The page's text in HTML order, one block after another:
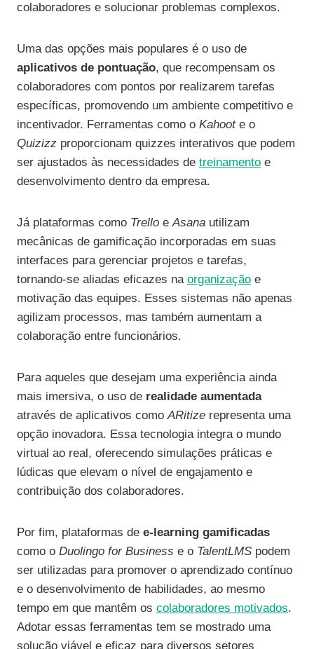
colaboradores e solucionar problemas complexos.
Uma das opções mais populares é o uso de
aplicativos de pontuação, que recompensam os
colaboradores com pontos por realizarem tarefas
específicas, promovendo um ambiente competitivo e
incentivador. Ferramentas como o Kahoote o
Quizizz proporcionam quizzes interativos que podem
ser ajustados às necessidades de treinamento e
desenvolvimento dentro da empresa.
Já plataformas como Trello eAsana utilizam
mecânicas de gamificação incorporadas em suas
interfaces para gerenciar projetos e tarefas,
tornando-se aliadas eficazes na organização e
motivação das equipes. Esses sistemas não apenas
agilizam processos, mas também aumentam a
colaboração entre funcionários.
Para aqueles que desejam uma experiência ainda
mais imersiva, o uso de realidade aumentada
através de aplicativos comoARitize representa uma
opção inovadora. Essa tecnologia integra o mundo
virtual ao real, oferecendo simulações práticas e
lúdicas que elevam o nível de engajamento e
contribuição dos colaboradores.
Por fim, plataformas de e-learning gamificadas
como o Duolingo for Business e o TalentLMS podem
ser utilizadas para promover o aprendizado contínuo
e o desenvolvimento de habilidades, ao mesmo
tempo em que mantêm os colaboradores motivados.
Adotar essas ferramentas tem se mostrado uma
solução viável e eficaz para diversos setores